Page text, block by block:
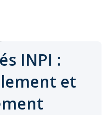
INPI :
et